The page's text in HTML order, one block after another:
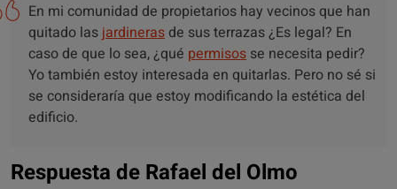
En mi comunidad de propietarios hay vecinos que han
quitado las jardineras de sus terrazas ¿Es legal? En
caso de que lo sea, ¿qué permisos se necesita pedir?
Yo también estoy interesada en quitarlas. Pero no sé si
se consideraría que estoy modificando la estética del
edificio.
Respuesta de Rafael del Olmo